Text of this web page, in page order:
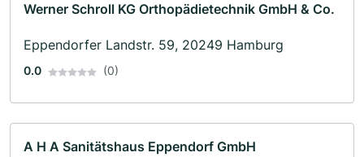
Werner Schroll KG Orthopädietechnik GmbH & Co.
Eppendorfer Landstr. 59, 20249 Hamburg
0.0 (0)
A H A Sanitätshaus Eppendorf GmbH